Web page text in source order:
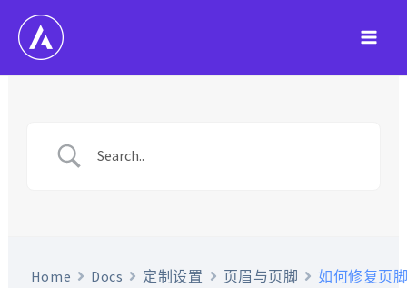
Home Docs 定制设置 页眉与页脚 如何修复页